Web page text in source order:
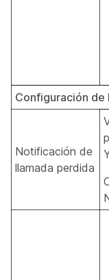
Configuración de
Notificación de
llamada perdida